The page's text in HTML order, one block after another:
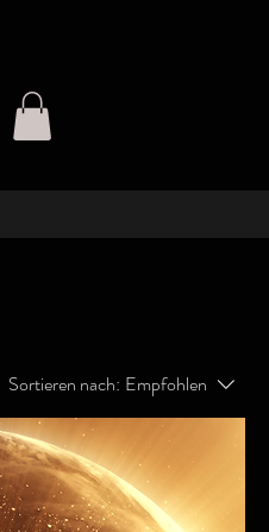
Sortieren nach: Empfohlen